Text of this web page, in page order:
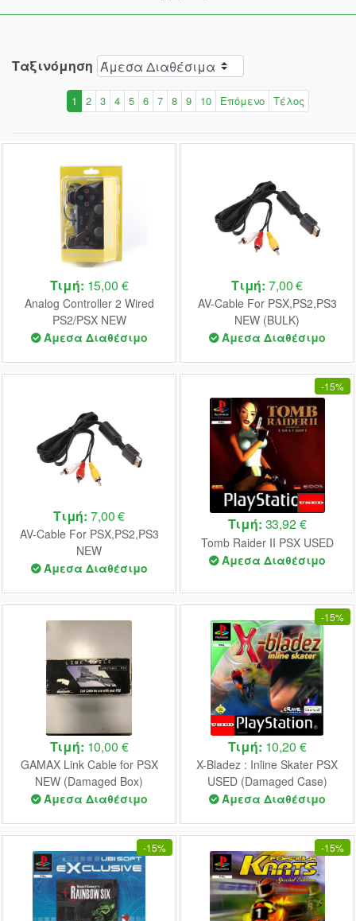
Ταξινόμηση
1 2 3 4 5 6 7 8 9 10 Επόμενο Τέλος
Τιμή: 15,00 €
Analog Controller 2 Wired
PS2/PSX NEW
Άμεσα Διαθέσιμο
Τιμή: 7,00 €
AV-Cable For PSX,PS2,PS3
NEW (BULK)
Άμεσα Διαθέσιμο
Τιμή: 7,00 €
AV-Cable For PSX,PS2,PS3
NEW
Άμεσα Διαθέσιμο
-15%
Τιμή: 33,92 €
Tomb Raider II PSX USED
Άμεσα Διαθέσιμο
Τιμή: 10,00 €
GAMAX Link Cable for PSX
NEW (Damaged Box)
Άμεσα Διαθέσιμο
-15%
Τιμή: 10,20 €
X-Bladez : Inline Skater PSX
USED (Damaged Case)
(English Game / Dutch Cover)
Άμεσα Διαθέσιμο
-15% -15%